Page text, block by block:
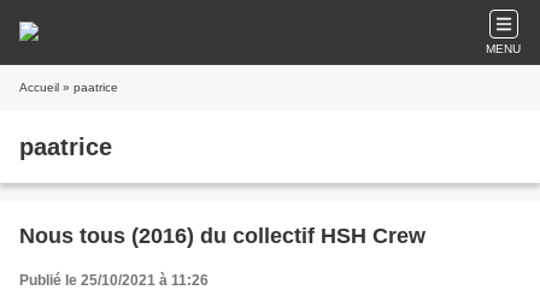
MENU
Accueil » paatrice
paatrice
Nous tous (2016) du collectif HSH Crew
Publié le 25/10/2021 à 11:26